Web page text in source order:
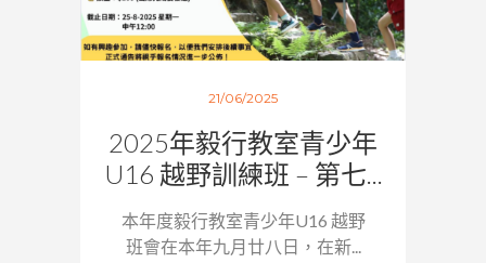
21/06/2025
2025年毅行教室青少年
U16 越野訓練班 – 第七...
本年度毅行教室青少年U16 越野
班會在本年九月廿八日，在新...